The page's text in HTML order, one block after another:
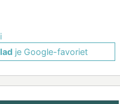
je Google-favoriet